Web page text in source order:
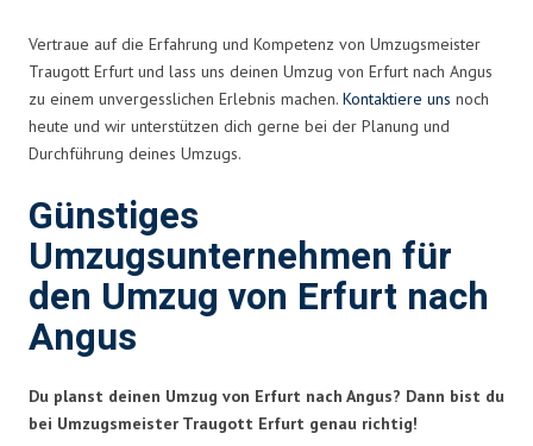
Vertraue auf die Erfahrung und Kompetenz von Umzugsmeister
Traugott Erfurt und lass uns deinen Umzug von Erfurt nach Angus
zu einem unvergesslichen Erlebnis machen. Kontaktiere uns noch
heute und wir unterstützen dich gerne bei der Planung und
Durchführung deines Umzugs.
Günstiges
Umzugsunternehmen für
den Umzug von Erfurt nach
Angus
Du planst deinen Umzug von Erfurt nach Angus? Dann bist du
bei Umzugsmeister Traugott Erfurt genau richtig!